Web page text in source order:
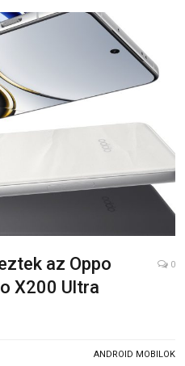
az Oppo
X200 Ultra
0
ANDROID MOBILOK